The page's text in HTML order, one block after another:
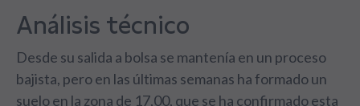
Análisis técnico
Desde su salida a bolsa se mantenía en un proceso
bajista, pero en las últimas semanas ha formado un
suelo en la zona de 17,00, que se ha confirmado esta